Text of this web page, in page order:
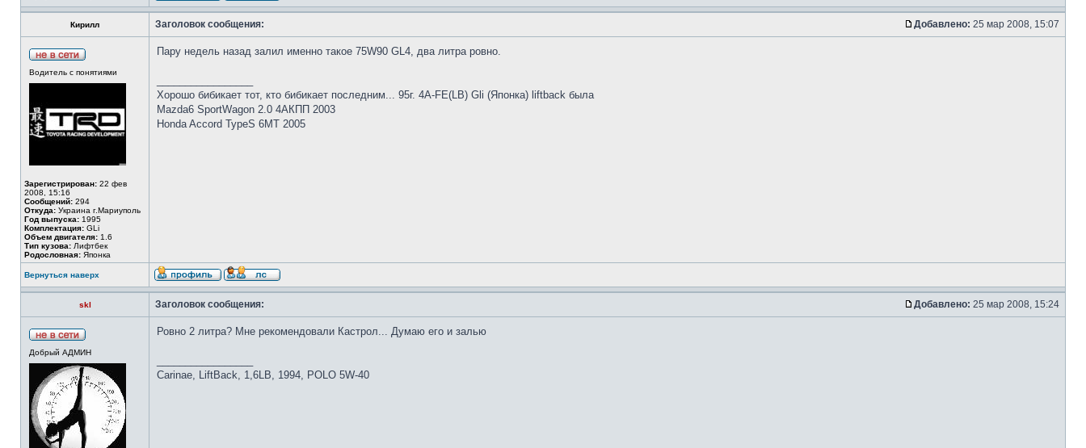
Кирилл Заголовок сообщения: Добавлено: 25 мар 2008, 15:07
Водитель с понятиями
Зарегистрирован: 22 фев
2008, 15:16
Сообщений: 294
Откуда: Украина г.Мариуполь
Год выпуска: 1995
Комплектация: GLi
Объем двигателя: 1.6
Тип кузова: Лифтбек
Родословная: Японка
Пару недель назад залил именно такое 75W90 GL4, два литра ровно.
Хорошо бибикает тот, кто бибикает последним... 95г. 4A-FE(LB) Gli (Японка) liftback была
Mazda6 SportWagon 2.0 4АКПП 2003
Honda Accord TypeS 6MT 2005
Вернуться наверх
skl Заголовок сообщения: Добавлено: 25 мар 2008, 15:24
Добрый АДМИН
Ровно 2 литра? Мне рекомендовали Кастрол... Думаю его и залью
Carinae, LiftBack, 1,6LB, 1994, POLO 5W-40